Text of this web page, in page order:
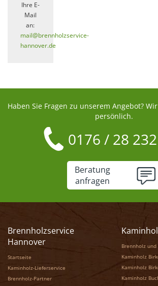
Ihre E-
Mail
an:
mail@brennholzservice-
hannover.de
Haben Sie Fragen zu unserem Angebot?
persönlich.
0176 / 28
Beratung
anfragen
Brennholzservice
Hannover
Startseite
Kaminholz-Lieferservice
Brennholz-Partner
Brennholz
Kaminholz
Kaminholz
Kaminholz